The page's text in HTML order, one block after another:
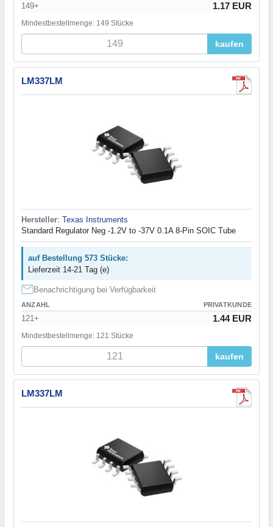
149+ 1.17 EUR
Mindestbestellmenge: 149 Stücke
kaufen
LM337LM
Hersteller: Texas Instruments
Standard Regulator Neg -1.2V to -37V 0.1A 8-Pin SOIC Tube
auf Bestellung 573 Stücke:
Lieferzeit 14-21 Tag (e)
Benachrichtigung bei Verfügbarkeit
ANZAHL PRIVATKUNDE
121+ 1.44 EUR
Mindestbestellmenge: 121 Stücke
kaufen
LM337LM